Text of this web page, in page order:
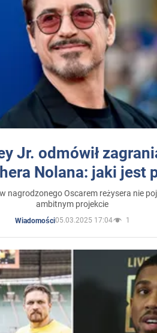
Jr. odmówił
Nolana: jaki jest
nagrodzonego Oscarem reżysera nie
ambitnym projekcie
Wiadomości05.03.2025 17:04 1